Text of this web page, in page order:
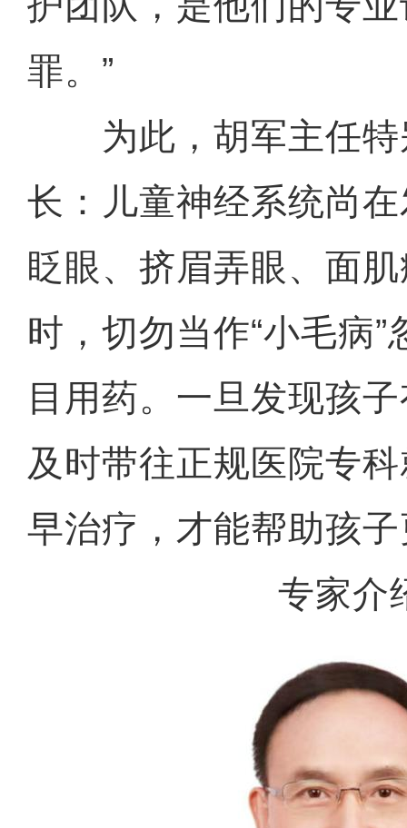
罪。”
为此，胡军主任特
长：儿童神经系统尚
眨眼、挤眉弄眼、面
时，切勿当作“小毛病
目用药。一旦发现孩
及时带往正规医院专
早治疗，才能帮助孩
专家介